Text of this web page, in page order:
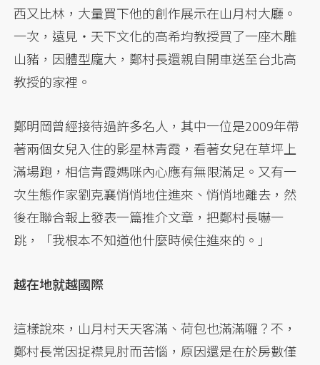
西又比林，大量買下他的創作展示在山月村大廳。
一次，遠見・天下文化的高希均教授買了一座木雕
山豬，因體型龐大，鄭村長還親自開車送至台北高
教授的家裡。
鄭明岡曾經接待過許多名人，其中一位是2009年帶
著兩個女兒入住的影星林青霞，看著女兒在草坪上
滿場跑，相信青霞媽咪內心應有無限滿足。又有一
次生態作家劉克襄悄悄地住進來、悄悄地離去，然
後在聯合報上發表一篇推介文章，把鄭村長嚇一
跳，「我根本不知道他什麼時候住進來的。」
越在地就越國際
這樣說來，山月村天天客滿、荷包也滿滿囉？不，
鄭村長常因捉襟見肘而苦惱，原因還是在於房數僅